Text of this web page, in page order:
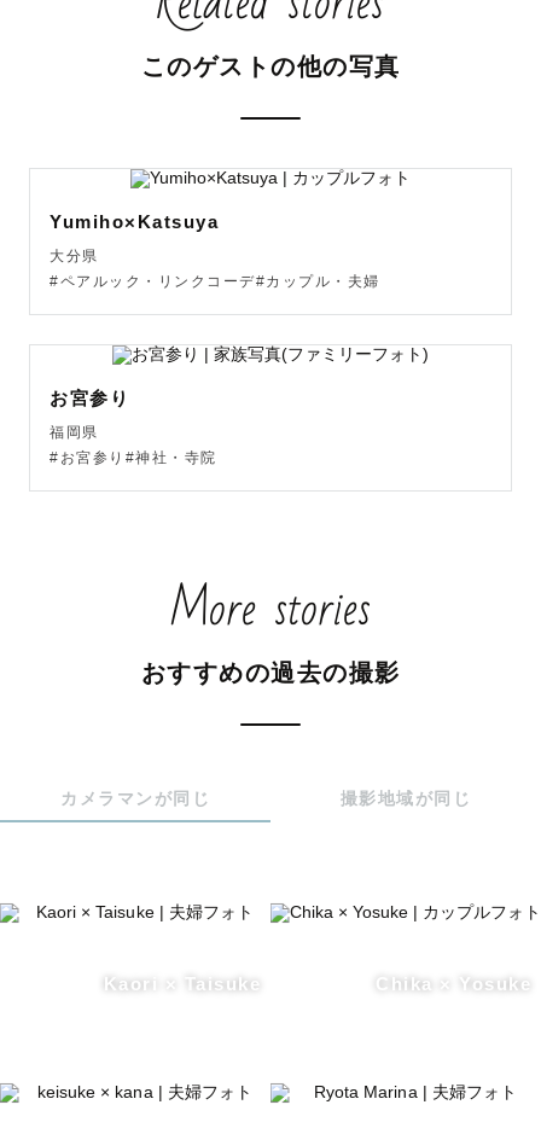
このゲストの他の写真
Yumiho×Katsuya
大分県
#ペアルック・リンクコーデ#カップル・夫婦
お宮参り
福岡県
#お宮参り#神社・寺院
More stories
おすすめの過去の撮影
カメラマンが同じ 撮影地域が同じ
Kaori × Taisuke Chika × Yosuke